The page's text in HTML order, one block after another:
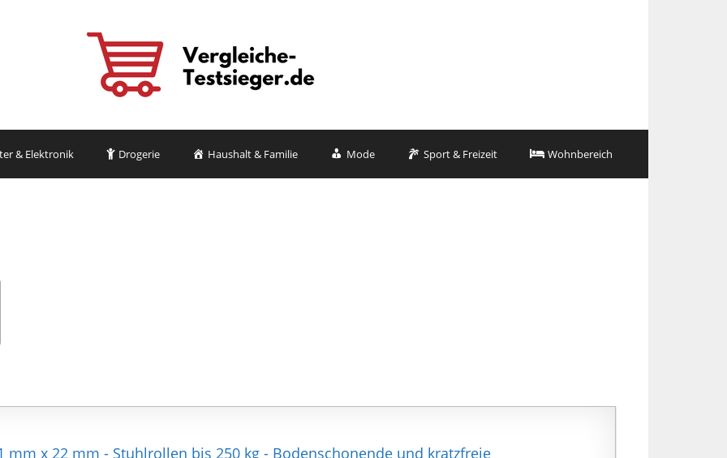
& Elektronik Drogerie Haushalt & Familie Mode Sport & Freizeit Wohnbereich
mm x 22 mm - Stuhlrollen bis 250 kg - Bodenschonende und kratzfreie